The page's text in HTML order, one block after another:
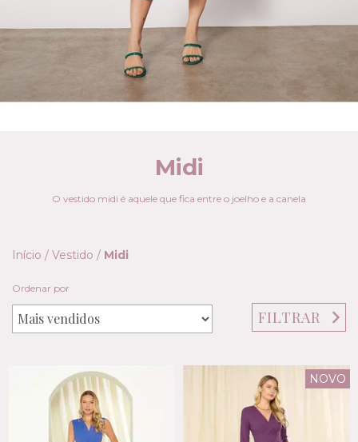
Midi
O vestido midi é aquele que fica entre o joelho e a canela
Início / Vestido / Midi
Ordenar por
FILTRAR
NOVO